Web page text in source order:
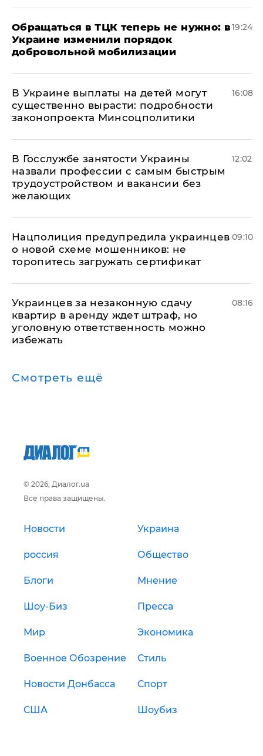
Обращаться в ТЦК теперь не нужно: в
Украине изменили порядок
добровольной мобилизации
19:24
В Украине выплаты на детей могут
существенно вырасти: подробности
законопроекта Минсоцполитики
16:08
В Госслужбе занятости Украины
назвали профессии с самым быстрым
трудоустройством и вакансии без
желающих
12:02
Нацполиция предупредила украинцев
о новой схеме мошенников: не
торопитесь загружать сертификат
09:10
Украинцев за незаконную сдачу
квартир в аренду ждет штраф, но
уголовную ответственность можно
избежать
08:16
Смотреть ещё
© 2026, Диалог.ua
Все права защищены.
Новости Украина
россия Общество
Блоги Мнение
Шоу-Биз Пресса
Мир Экономика
Военное Обозрение Стиль
Новости Донбасса Спорт
США Шоубиз